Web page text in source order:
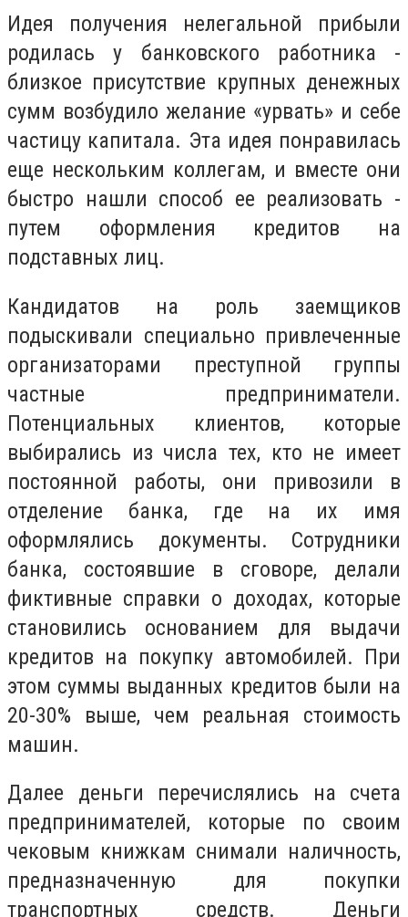
Идея получения нелегальной прибыли
родилась у банковского работника -
близкое присутствие крупных денежных
сумм возбудило желание «урвать» и себе
частицу капитала. Эта идея понравилась
еще нескольким коллегам, и вместе они
быстро нашли способ ее реализовать -
путем оформления кредитов на
подставных лиц.
Кандидатов на роль заемщиков
подыскивали специально привлеченные
организаторами преступной группы
частные предприниматели.
Потенциальных клиентов, которые
выбирались из числа тех, кто не имеет
постоянной работы, они привозили в
отделение банка, где на их имя
оформлялись документы. Сотрудники
банка, состоявшие в сговоре, делали
фиктивные справки о доходах, которые
становились основанием для выдачи
кредитов на покупку автомобилей. При
этом суммы выданных кредитов были на
20-30% выше, чем реальная стоимость
машин.
Далее деньги перечислялись на счета
предпринимателей, которые по своим
чековым книжкам снимали наличность,
предназначенную для покупки
транспортных средств. Деньги